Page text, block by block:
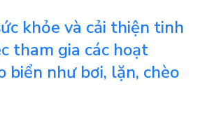
khỏe và cải thiện tinh
tham gia các hoạt
biển như bơi, lặn, chèo